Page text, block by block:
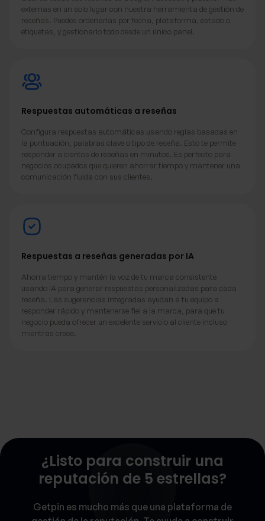
externas en un solo lugar con nuestra herramienta de gestión de
reseñas. Puedes ordenarlas por fecha, plataforma, estado o
etiquetas, y gestionarlo todo desde un único panel.
Respuestas automáticas a reseñas
Configura respuestas automáticas usando reglas basadas en
la puntuación, palabras clave o tipo de reseña. Esto te permite
responder a cientos de reseñas en minutos. Es perfecto para
negocios ocupados que quieren ahorrar tiempo y mantener una
comunicación fluida con sus clientes.
Respuestas a reseñas generadas por IA
Ahorra tiempo y mantén la voz de tu marca consistente
usando IA para generar respuestas personalizadas para cada
reseña. Las sugerencias integradas ayudan a tu equipo a
responder rápido y mantenerse fiel a la marca, para que tu
negocio pueda ofrecer un excelente servicio al cliente incluso
mientras crece.
¿Listo para construir una
reputación de 5 estrellas?
Getpin es mucho más que una plataforma de